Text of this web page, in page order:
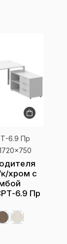
6.9 Пр
хром с
6.9 Пр